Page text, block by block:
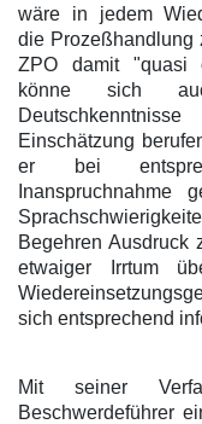
wäre in jedem
die Prozeßhandlung
ZPO damit "quasi
könne sich
Einschätzung
er bei
Inanspruchnahme
Begehren Ausdruck
etwaiger Irrtum
sich entsprechend
Mit seiner
Beschwerdeführer